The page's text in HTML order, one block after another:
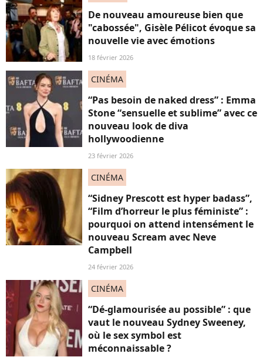
De nouveau amoureuse bien que
"cabossée", Gisèle Pélicot évoque sa
nouvelle vie avec émotions
18 février 2026
CINÉMA
“Pas besoin de naked dress” : Emma
Stone “sensuelle et sublime” avec ce
nouveau look de diva
hollywoodienne
23 février 2026
CINÉMA
“Sidney Prescott est hyper badass”,
“Film d’horreur le plus féministe” :
pourquoi on attend intensément le
nouveau Scream avec Neve
Campbell
24 février 2026
CINÉMA
“Dé-glamourisée au possible” : que
vaut le nouveau Sydney Sweeney,
où le sex symbol est
méconnaissable ?